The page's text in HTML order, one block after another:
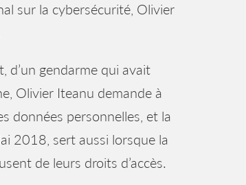
sur la cybersécurité, Olivier
d’un gendarme qui avait
Olivier Iteanu demande à
données personnelles, et la
2018, sert aussi lorsque la
de leurs droits d’accès.